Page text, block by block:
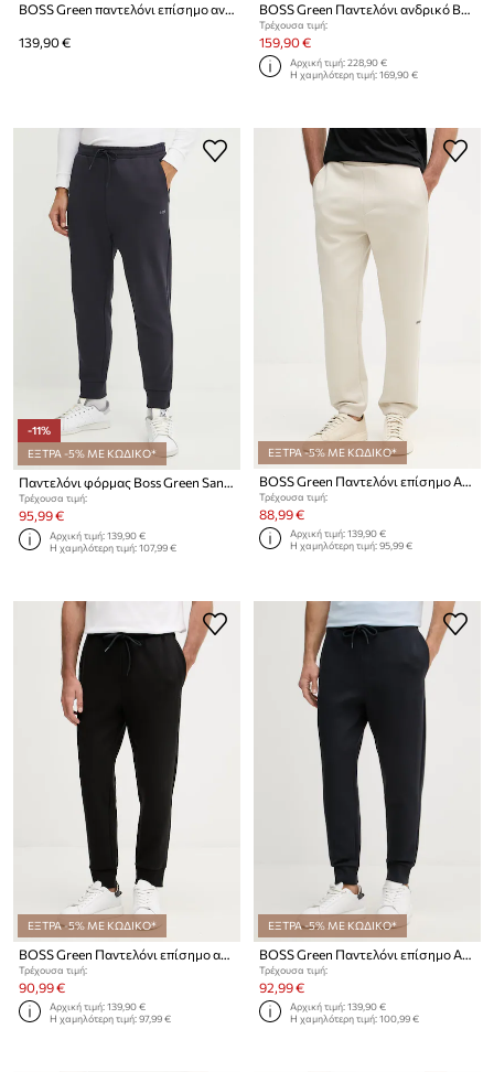
BOSS Green παντελόνι επίσημο ανδρικό βαμβάκι με ελαστάν Hadiko
139,90 €
BOSS Green Παντελόνι ανδρικό BOSS X PORSCHE
Τρέχουσα τιμή:
159,90 €
Αρχική τιμή:228,90 €
Η χαμηλότερη τιμή:169,90 €
-11%
ΕΞΤΡΑ -5% ΜΕ ΚΩΔΙΚΟ*
Παντελόνι φόρμας Boss Green San Jared-C
Τρέχουσα τιμή:
95,99 €
Αρχική τιμή:139,90 €
Η χαμηλότερη τιμή:107,99 €
ΕΞΤΡΑ -5% ΜΕ ΚΩΔΙΚΟ*
Τρέχουσα τιμή:
88,99 €
Αρχική τιμή:139,90 €
Η χαμηλότερη τιμή:95,99 €
ΕΞΤΡΑ -5% ΜΕ ΚΩΔΙΚΟ*
Τρέχουσα τιμή:
90,99 €
Αρχική τιμή:139,90 €
Η χαμηλότερη τιμή:97,99 €
ΕΞΤΡΑ -5% ΜΕ ΚΩΔΙΚΟ*
Τρέχουσα τιμή:
92,99 €
Αρχική τιμή:139,90 €
Η χαμηλότερη τιμή:100,99 €